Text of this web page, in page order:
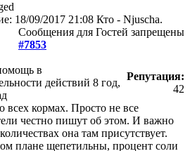
18/09/2017 21:08 Кто - Njuscha.
Сообщения для Гостей запрещены
#7853
в
действий 8 год,
Репутация:
42
всех кормах. Просто не все
честно пишут об этом. И важно
она там присутствует.
плане щепетильны, процент соли